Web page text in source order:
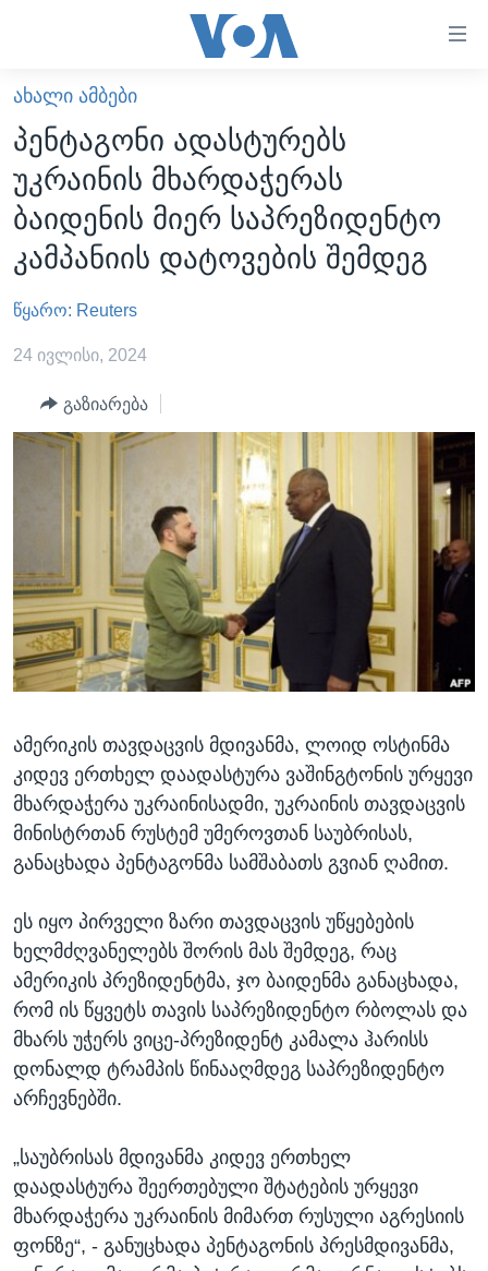
ხელმისაწვდომობისთვის
გადადით
მთავარზე
გადადით
მთავარ
ნავიგაციაზე
გადადით
ძიებაზე
ᲐᲮᲐᲚᲘ ᲐᲛᲑᲔᲑᲘ
ᲡᲐᲥᲐᲠᲗᲕᲔᲚᲝ
ᲐᲨᲨ
ᲐᲨᲨ-ᲘᲡ ᲐᲠᲩᲔᲕᲜᲔᲑᲘ 2024
ᲛᲡᲝᲤᲚᲘᲝ
ᲕᲘᲓᲔᲝᲔᲑᲘ
ᲒᲐᲓᲐᲪᲔᲛᲔᲑᲘ
ᲕᲐᲨᲘᲜᲒᲢᲝᲜᲘ ᲓᲦᲔᲡ
ᲡᲢᲣᲓᲘᲐ ᲕᲐᲨᲘᲜᲒᲢᲝᲜᲘ
ᲡᲮᲕᲐ ᲡᲘᲐᲮᲚᲔᲔᲑᲘ
ᲔᲙᲝᲜᲝᲛᲘᲙᲐ
ᲯᲐᲜᲛᲠᲗᲔᲚᲝᲑᲐ
ᲛᲔᲪᲜᲘᲔᲠᲔᲑᲐ
ᲘᲜᲢᲔᲠᲕᲘᲣ
ᲙᲣᲚᲢᲣᲠᲐ
ᲓᲔᲖᲘᲜᲤᲝᲠᲛᲐᲪᲘᲐ
ᲠᲣᲡᲔᲗᲘᲡ ᲨᲔᲭᲠᲐ ᲣᲙᲠᲐᲘᲜᲐᲨᲘ
Learning English
ᲗᲕᲐᲚᲘ ᲒᲕᲐᲓᲔᲕᲜᲔᲗ
ენები
ᲐᲮᲐᲚᲘ ᲐᲛᲑᲔᲑᲘ
პენტაგონი ადასტურებს
უკრაინის მხარდაჭერას
ბაიდენის მიერ საპრეზიდენტო
კამპანიის დატოვების შემდეგ
წყარო: Reuters
24 ივლისი, 2024
გაზიარება
ამერიკის თავდაცვის მდივანმა, ლოიდ ოსტინმა
კიდევ ერთხელ დაადასტურა ვაშინგტონის ურყევი
მხარდაჭერა უკრაინისადმი, უკრაინის თავდაცვის
მინისტრთან რუსტემ უმეროვთან საუბრისას,
განაცხადა პენტაგონმა სამშაბათს გვიან ღამით.
ეს იყო პირველი ზარი თავდაცვის უწყებების
ხელმძღვანელებს შორის მას შემდეგ, რაც
ამერიკის პრეზიდენტმა, ჯო ბაიდენმა განაცხადა,
რომ ის წყვეტს თავის საპრეზიდენტო რბოლას და
მხარს უჭერს ვიცე-პრეზიდენტ კამალა ჰარისს
დონალდ ტრამპის წინააღმდეგ საპრეზიდენტო
არჩევნებში.
„საუბრისას მდივანმა კიდევ ერთხელ
დაადასტურა შეერთებული შტატების ურყევი
მხარდაჭერა უკრაინის მიმართ რუსული აგრესიის
ფონზე“, - განუცხადა პენტაგონის პრესმდივანმა,